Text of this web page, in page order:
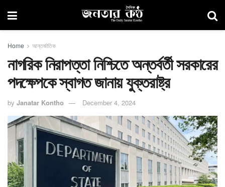
Home আন্তর্জাতিক
নাগরিক নিরাপত্তা নিশ্চিতে অন্তর্বর্তী সরকারের
পদক্ষেপকে স্বাগত জানায় যুক্তরাষ্ট্র
by Janatar Kontho December 4, 2024